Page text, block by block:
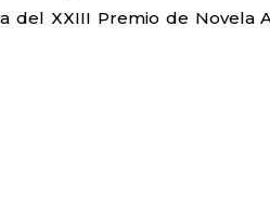
del XXIII Premio de Novela